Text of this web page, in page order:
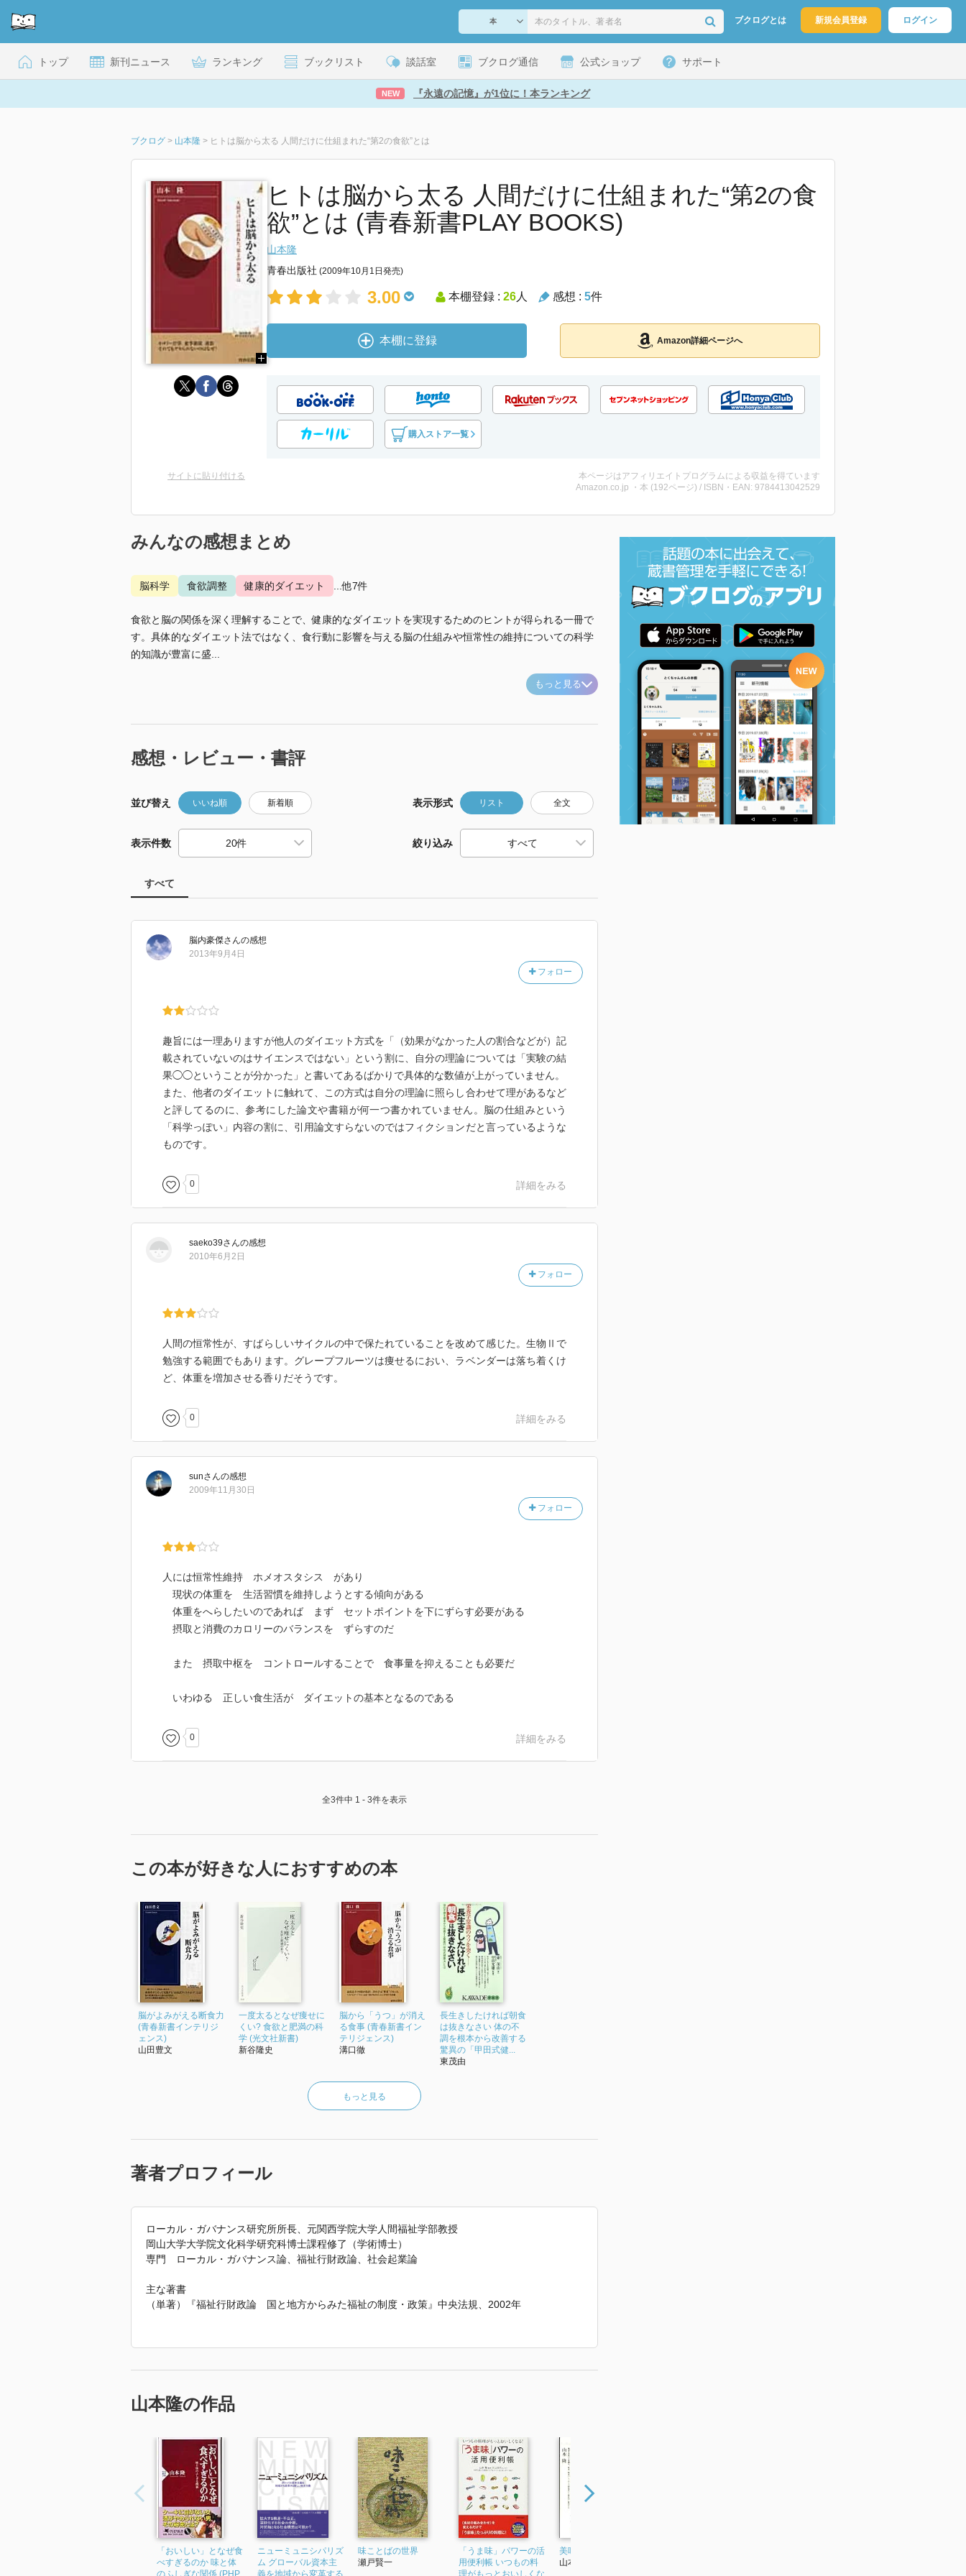
ブクログとは 新規会員登録 ログイン
トップ 新刊ニュース ランキング ブックリスト 談話室 ブクログ通信 公式ショップ サポート
NEW 『永遠の記憶』が1位に！本ランキング
ブクログ > 山本隆 > ヒトは脳から太る 人間だけに仕組まれた“第2の食欲”とは
ヒトは脳から太る 人間だけに仕組まれた“第2の食
欲”とは (青春新書PLAY BOOKS)
山本隆
青春出版社 (2009年10月1日発売)
3.00 本棚登録 : 26人 感想 : 5件
本棚に登録 Amazon詳細ページへ
購入ストア一覧
サイトに貼り付ける
本ページはアフィリエイトプログラムによる収益を得ています
Amazon.co.jp ・本 (192ページ) / ISBN・EAN: 9784413042529
みんなの感想まとめ
脳科学 食欲調整 健康的ダイエット ...他7件
食欲と脳の関係を深く理解することで、健康的なダイエットを実現するためのヒントが得られる一冊で
す。具体的なダイエット法ではなく、食行動に影響を与える脳の仕組みや恒常性の維持についての科学
的知識が豊富に盛...
もっと見る
感想・レビュー・書評
並び替え いいね順 新着順 表示形式 リスト 全文
表示件数 絞り込み
すべて
脳内豪傑さんの感想
フォロー
2013年9月4日
趣旨には一理ありますが他人のダイエット方式を「（効果がなかった人の割合などが）記
載されていないのはサイエンスではない」という割に、自分の理論については「実験の結
果◯◯ということが分かった」と書いてあるばかりで具体的な数値が上がっていません。
また、他者のダイエットに触れて、この方式は自分の理論に照らし合わせて理があるなど
と評してるのに、参考にした論文や書籍が何一つ書かれていません。脳の仕組みという
「科学っぽい」内容の割に、引用論文すらないのではフィクションだと言っているような
ものです。
0 詳細をみる
saeko39さんの感想
フォロー
2010年6月2日
人間の恒常性が、すばらしいサイクルの中で保たれていることを改めて感じた。生物Ⅱで
勉強する範囲でもあります。グレープフルーツは痩せるにおい、ラベンダーは落ち着くけ
ど、体重を増加させる香りだそうです。
0 詳細をみる
sunさんの感想
フォロー
2009年11月30日
人には恒常性維持 ホメオスタシス があり
現状の体重を 生活習慣を維持しようとする傾向がある
体重をへらしたいのであれば まず セットポイントを下にずらす必要がある
摂取と消費のカロリーのバランスを ずらすのだ
また 摂取中枢を コントロールすることで 食事量を抑えることも必要だ
いわゆる 正しい食生活が ダイエットの基本となるのである
0 詳細をみる
全3件中 1 - 3件を表示
この本が好きな人におすすめの本
脳がよみがえる断食力
(青春新書インテリジ
ェンス)
山田豊文
一度太るとなぜ痩せに
くい? 食欲と肥満の科
学 (光文社新書)
新谷隆史
脳から「うつ」が消え
る食事 (青春新書イン
テリジェンス)
溝口徹
長生きしたければ朝食
は抜きなさい 体の不
調を根本から改善する
驚異の「甲田式健...
東茂由
もっと見る
著者プロフィール
ローカル・ガバナンス研究所所長、元関西学院大学人間福祉学部教授
岡山大学大学院文化科学研究科博士課程修了（学術博士）
専門 ローカル・ガバナンス論、福祉行財政論、社会起業論
主な著書
（単著）『福祉行財政論 国と地方からみた福祉の制度・政策』中央法規、2002年
（編著）『社会的企業論 もうひとつの経済』法律文化社、2014年
（監訳）ビル・ジョーダン『英国の福祉 ソーシャルワークにおけるジレンマの克服と展望』啓
文社、1992年
年
（共訳）アラン・ウォーカー『ソーシャルプランニング 福祉改革の代替戦略』光生館、1995年
（監訳）ノーマン・ジョンソン『グローバリゼーションと福祉国家の変容国際比較の視点』法律
文化社、2002年
（共訳）ボブ・ジェソップ『資本主義国家の未来』御茶の水書房、2005年
「2022年 『ニューミュニシパリズム』 で使われていた紹介文から引用しています。」
山本隆の作品
「おいしい」となぜ食
べすぎるのか 味と体
のふしぎな関係 (PHP
ニューミュニシパリズ
ム グローバル資本主
義を地域から変革する
味ことばの世界
瀬戸賢一
「うま味」パワーの活
用便利帳 いつもの料
理がもっとおいしくな
美味の構造
山本隆